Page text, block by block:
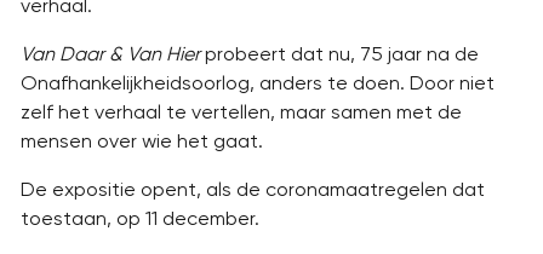
verhaal.
Van Daar & Van Hierprobeert dat nu, 75 jaar na de
Onafhankelijkheidsoorlog, anders te doen. Door niet
zelf het verhaal te vertellen, maar samen met de
mensen over wie het gaat.
De expositie opent, als de coronamaatregelen dat
toestaan, op 11 december.